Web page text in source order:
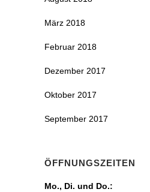
März 2018
Februar 2018
Dezember 2017
Oktober 2017
September 2017
ÖFFNUNGSZEITEN
Mo., Di. und Do.: